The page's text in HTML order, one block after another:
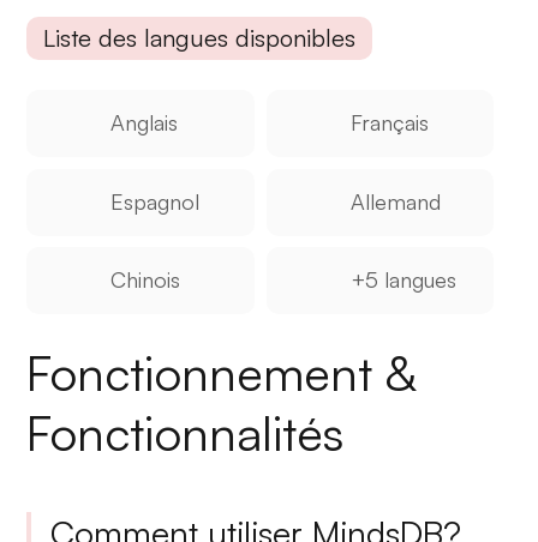
Liste des langues disponibles
Anglais Français
Espagnol Allemand
Chinois +5 langues
Fonctionnement &
Fonctionnalités
Comment utiliser MindsDB?